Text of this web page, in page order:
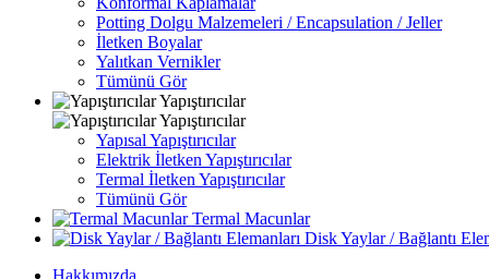
Potting Dolgu Malzemeleri / Encapsulation / Jeller
İletken Boyalar
Yalıtkan Vernikler
Tümünü Gör
Yapıştırıcılar
Yapıştırıcılar
Yapısal Yapıştırıcılar
Elektrik İletken Yapıştırıcılar
Termal İletken Yapıştırıcılar
Tümünü Gör
Termal Macunlar
Disk Yaylar / Bağlantı
Hakkımızda